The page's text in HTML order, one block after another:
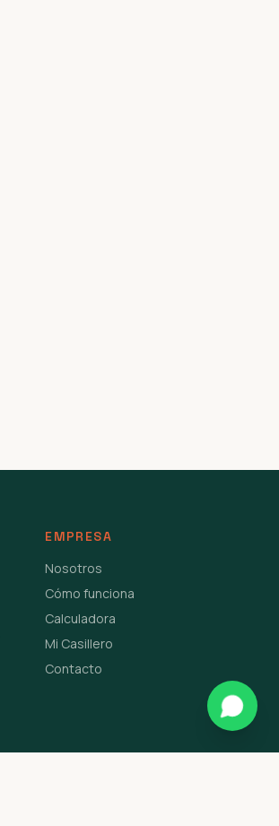
EMPRESA
Nosotros
Cómo funciona
Calculadora
Mi Casillero
Contacto